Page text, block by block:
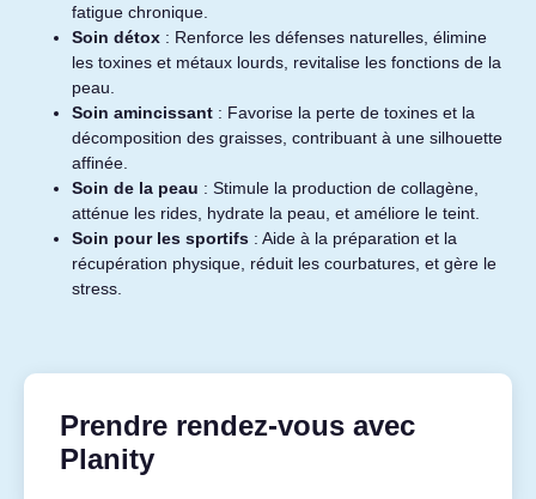
fatigue chronique.
Soin détox : Renforce les défenses naturelles, élimine
les toxines et métaux lourds, revitalise les fonctions de la
peau.
Soin amincissant : Favorise la perte de toxines et la
décomposition des graisses, contribuant à une silhouette
affinée.
Soin de la peau : Stimule la production de collagène,
atténue les rides, hydrate la peau, et améliore le teint.
Soin pour les sportifs : Aide à la préparation et la
récupération physique, réduit les courbatures, et gère le
stress.
Prendre rendez-vous avec
Planity